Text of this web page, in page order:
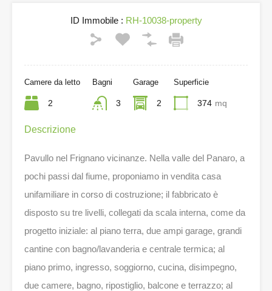
ID Immobile : RH-10038-property
Camere da letto
2
Bagni
3
Garage
2
Superficie
374 mq
Descrizione
Pavullo nel Frignano vicinanze. Nella valle del Panaro, a
pochi passi dal fiume, proponiamo in vendita casa
unifamiliare in corso di costruzione; il fabbricato è
disposto su tre livelli, collegati da scala interna, come da
progetto iniziale: al piano terra, due ampi garage, grandi
cantine con bagno/lavanderia e centrale termica; al
piano primo, ingresso, soggiorno, cucina, disimpegno,
due camere, bagno, ripostiglio, balcone e terrazzo; al